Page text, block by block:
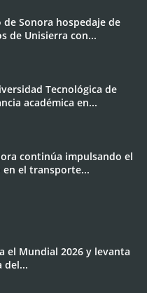
de Sonora hospedaje de
de Unisierra con...
Tecnológica de
académica en...
continúa impulsando el
el transporte...
el Mundial 2026 y levanta
del...